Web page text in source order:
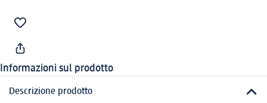
Informazioni sul prodotto
Descrizione prodotto